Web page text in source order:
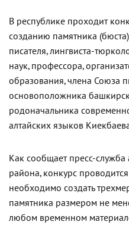
В республике проходит
созданию памятника
писателя, лингвиста-
наук, профессора,
образования, члена Союза
основоположника
родоначальника
алтайских языков
Как сообщает пресс-
района, конкурс
необходимо создать
памятника размером не
любом временном